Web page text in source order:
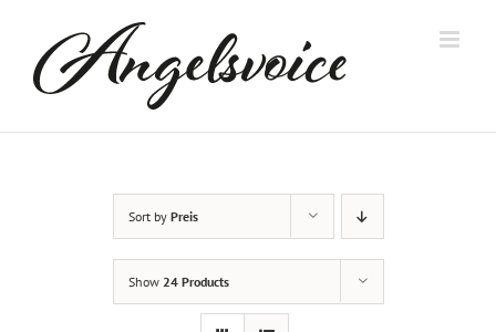
content
Sort by Preis
Show 24 Products